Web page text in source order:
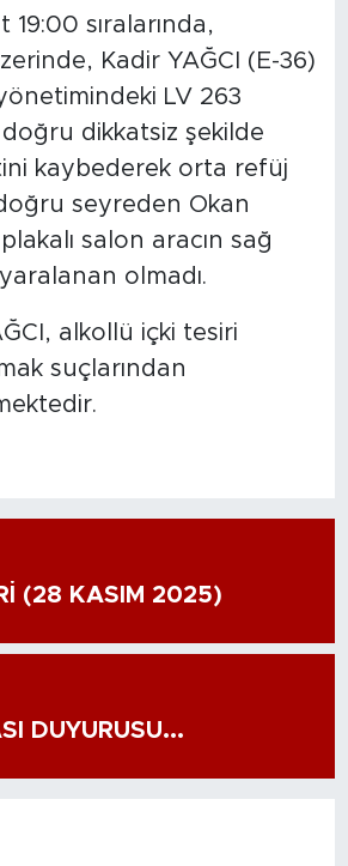
sıralarında,
Kadir YAĞCI (E-36)
LV 263
dikkatsiz şekilde
kaybederek orta refüj
seyreden Okan
salon aracın sağ
olmadı.
alkollü içki tesiri
suçlarından
(28 KASIM 2025)
DUYURUSU...